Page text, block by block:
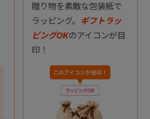
贈り物を素敵な包装紙で
ラッピング。 ギフトラッ
ピングOKのアイコンが目
印！